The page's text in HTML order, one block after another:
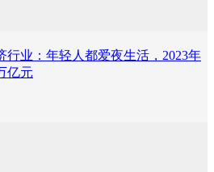
行业：年轻人都爱夜生活，2023年
亿元